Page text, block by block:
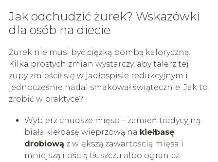
Jak odchudzić żurek? Wskazówki
dla osób na diecie
Żurek nie musi być ciężką bombą kaloryczną.
Kilka prostych zmian wystarczy, aby talerz tej
zupy zmieścił się w jadłospisie redukcyjnym i
jednocześnie nadal smakował świątecznie. Jak to
zrobić w praktyce?
Wybierz chudsze mięso – zamień tradycyjną
białą kiełbasę wieprzową na kiełbasę
drobiową z większą zawartością mięsa i
mniejszą ilością tłuszczu albo ogranicz